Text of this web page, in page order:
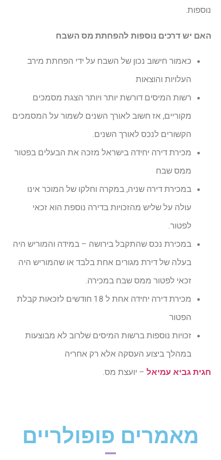
נוספות.
האם יש דרכים נוספות להפחתת מס השבח
כאמור חישוב נכון של השבח על ידי הפחתת מירב
העלויות והוצאות
רשות המיסים דורשת יותר ויותר הצגת מסמכים
מקוריים, אז חשוב לאורך השנים לשמור על המסמכים
הקשורים לנכס לאורך השנים.
מכירת דירה יחידה בישראל מזכה את הבעלים בפטור
ממס שבח
במכירת דירה שניה, במקרה וחלקו של המוכר אינו
עולה על שליש מהזכויות בדירה נוספת הוא זכאי
לפטור.
במכירת נכס שהתקבל בירושה – במידה והמוריש היה
בעלה של דירת מגורים אחת בלבד או שהמוריש היה
זכאי לפטור ממס שבח במכירה.
מכירת דירה יחידה אחת ל 18 חודשים לזכאות קבלת
הפטור
זכויות נוספות ברשות המיסים שלרוב לא מבוצעות
במהלך ביצוע העסקה אלא רק אחריה
חגית גביא עמיאל– יועצת מס.
מאמרים פופולריים